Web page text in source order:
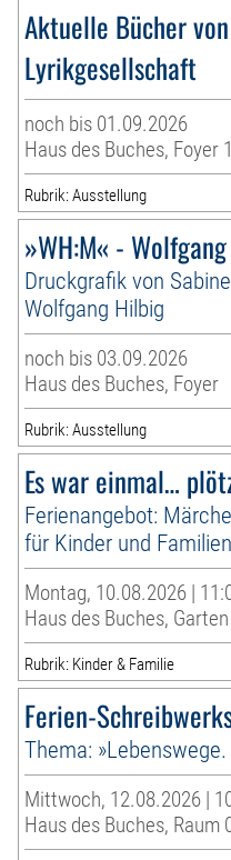
Aktuelle Bücher
Lyrikgesellschaft
noch bis 01.09.2026
Haus des Buches, Foyer
Rubrik: Ausstellung
»WH:M« -
Druckgrafik von
Wolfgang Hilbig
noch bis 03.09.2026
Haus des Buches, Foyer
Rubrik: Ausstellung
Es war einmal…
Ferienangebot:
für Kinder und Familien
Montag, 10.08.2026 |
Haus des Buches,
Rubrik: Kinder & Familie
Ferien-
Thema:
Mittwoch, 12.08.2026 |
Haus des Buches, Raum